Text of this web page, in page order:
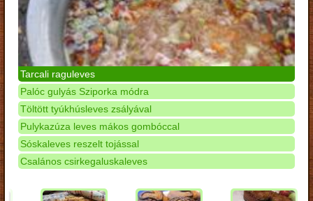
Tarcali raguleves
Palóc gulyás Sziporka módra
Töltött tyúkhúsleves zsályával
Pulykazúza leves mákos gombóccal
Sóskaleves reszelt tojással
Csalános csirkegaluskaleves